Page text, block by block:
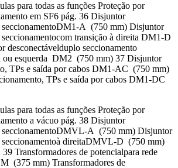
para todas as funções Proteção por
em SF6 pág. 36 Disjuntor
seccionamentoDM1-A (750 mm) Disjuntor
transição à direita DM1-D
desconectávelduplo seccionamento
ou esquerda DM2 (750 mm) 37 Disjuntor
TPs e saída por cabos DM1-AC (750 mm)
TPs e saída por cabos DM1-DC
para todas as funções Proteção por
a vácuo pág. 38 Disjuntor
seccionamentoDMVL-A (750 mm) Disjuntor
seccionamentoà direitaDMVL-D (750 mm)
Transformadores de potencialpara rede
(375 mm) Transformadores de